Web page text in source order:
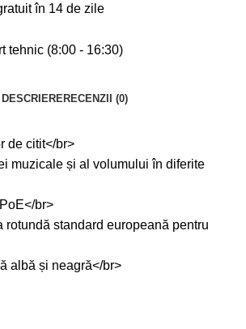
în 14 de zile
tehnic (8:00 - 16:30)
DESCRIERE RECENZII (0)
de citit</br>
muzicale și al volumului în diferite
br>
rotundă standard europeană pentru
albă și neagră</br>